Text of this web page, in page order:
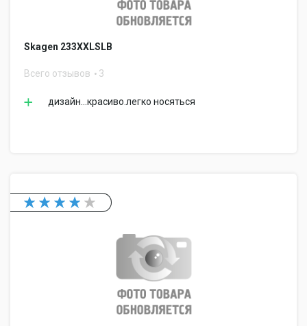
Skagen 233XXLSLB
Всего отзывов 3
дизайн...красиво.легко носяться